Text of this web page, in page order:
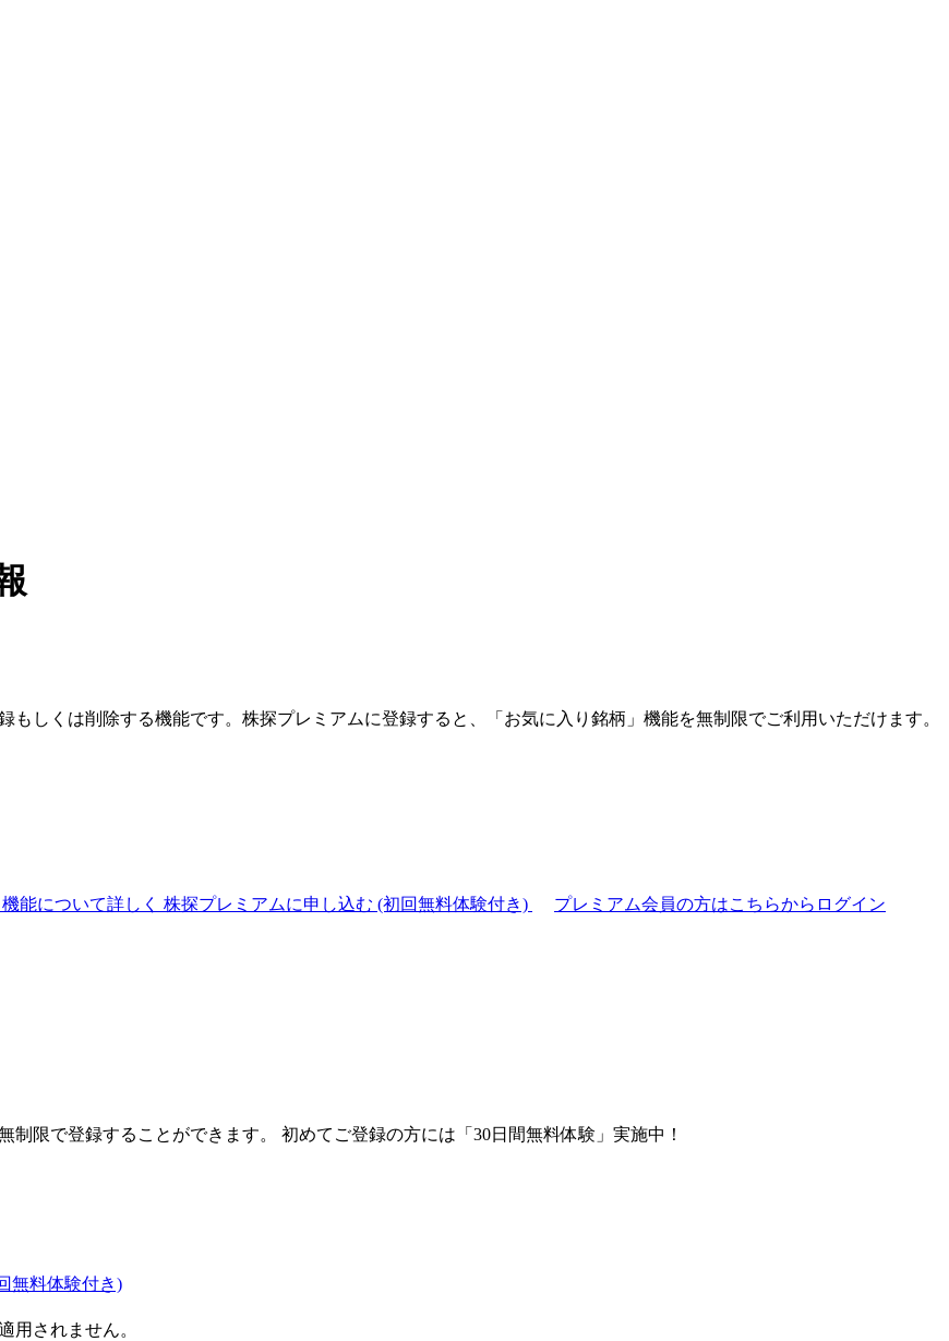
もしくは削除する機能です。 株探プレミアムに登録すると、「お気に入り銘柄」機能を無制限でご利用いただけます。
能について詳しく 株探プレミアムに申し込む (初回無料体験付き)
プレミアム会員の方はこちらからログイン
限で登録することができます。 初めてご登録の方には「30日間無料体験」実施中！
無料体験付き)
用されません。